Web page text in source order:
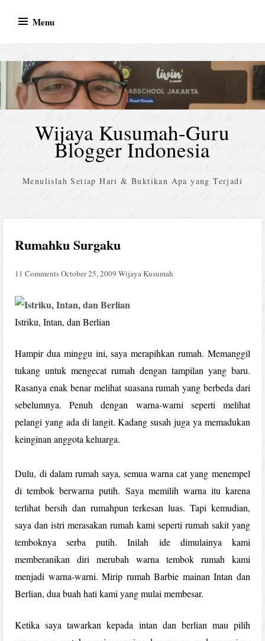
Menu
Wijaya Kusumah-Guru
Blogger Indonesia
Menulislah Setiap Hari & Buktikan Apa yang Terjadi
Rumahku Surgaku
11 CommentsOctober 25, 2009 Wijaya Kusumah
Istriku, Intan, dan Berlian
Hampir dua minggu ini, saya merapihkan rumah. Memanggil
tukang untuk mengecat rumah dengan tampilan yang baru.
Rasanya enak benar melihat suasana rumah yang berbeda dari
sebelumnya. Penuh dengan warna-warni seperti melihat
pelangi yang ada di langit. Kadang susah juga ya memadukan
keinginan anggota keluarga.
Dulu, di dalam rumah saya, semua warna cat yang menempel
di tembok berwarna putih. Saya memilih warna itu karena
terlihat bersih dan rumahpun terkesan luas. Tapi kemudian,
saya dan istri merasakan rumah kami seperti rumah sakit yang
temboknya serba putih. Inilah ide dimulainya kami
memberanikan diri merubah warna tembok rumah kami
menjadi warna-warni. Mirip rumah Barbie mainan Intan dan
Berlian, dua buah hati kami yang mulai membesar.
Ketika saya tawarkan kepada intan dan berlian mau pilih